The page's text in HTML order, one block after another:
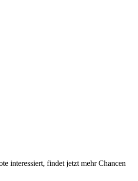
interessiert, findet jetzt mehr Chancen